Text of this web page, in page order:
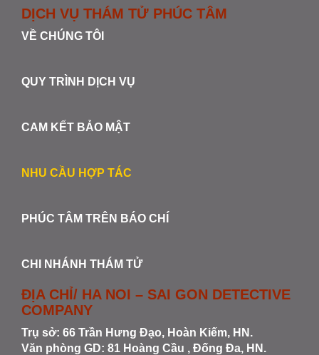
DỊCH VỤ THÁM TỬ PHÚC TÂM
VỀ CHÚNG TÔI
QUY TRÌNH DỊCH VỤ
CAM KẾT BẢO MẬT
NHU CẦU HỢP TÁC
PHÚC TÂM TRÊN BÁO CHÍ
CHI NHÁNH THÁM TỬ
ĐỊA CHỈ/ HA NOI – SAI GON DETECTIVE
COMPANY
Trụ sở: 66 Trần Hưng Đạo, Hoàn Kiếm, HN.
Văn phòng GD: 81 Hoàng Cầu , Đống Đa, HN.